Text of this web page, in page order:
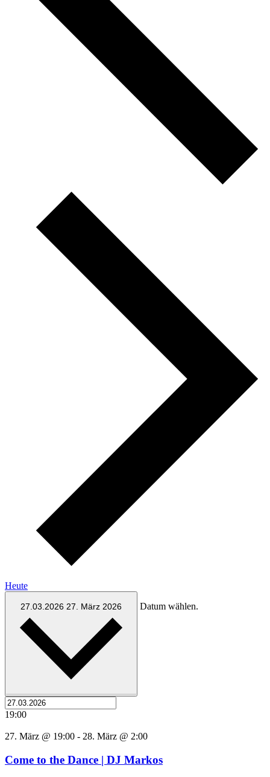
Heute
27.03.2026 27. März 2026 Datum wählen.
19:00
27. März @ 19:00 - 28. März @ 2:00
Come to the Dance | DJ Markos